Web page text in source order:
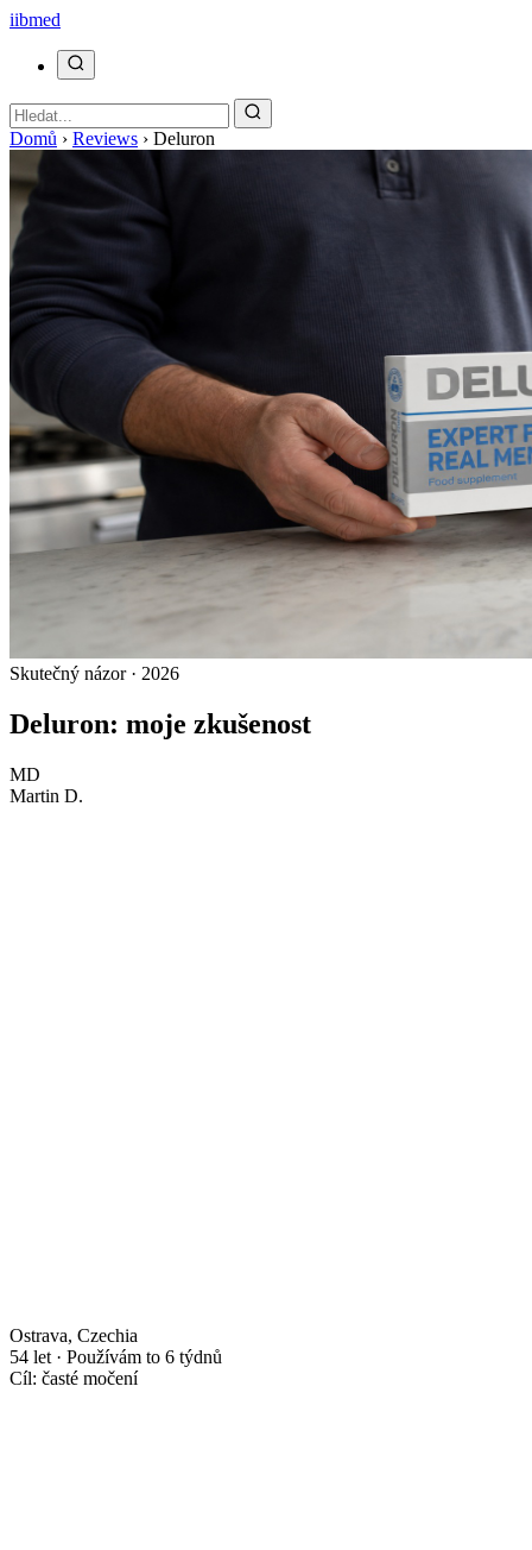
iibmed
Domů › Reviews › Deluron
Skutečný názor · 2026
Deluron: moje zkušenost
MD
Martin D.
Ostrava, Czechia
54 let · Používám to 6 týdnů
Cíl: časté močení